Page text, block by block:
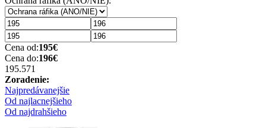
Cena od:195€
Cena do:196€
195.571
Zoradenie:
Najpredávanejšie
Od najlacnejšieho
Od najdrahšieho